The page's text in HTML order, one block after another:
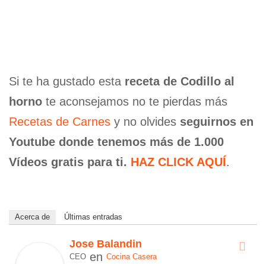
Si te ha gustado esta receta de Codillo al
horno te aconsejamos no te pierdas más
Recetas de Carnes y no olvides seguirnos en
Youtube donde tenemos más de 1.000
Vídeos gratis para ti. HAZ CLICK AQUÍ.
Acerca de Últimas entradas
Jose Balandin
CEO en Cocina Casera